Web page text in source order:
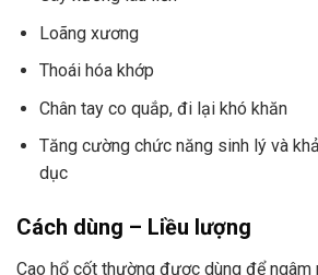
Loãng xương
Thoái hóa khớp
Chân tay co quắp, đi lại khó khăn
Tăng cường chức năng sinh lý và
dục
Cách dùng – Liều lượng
Cao hổ cốt thường được dùng để ngâm